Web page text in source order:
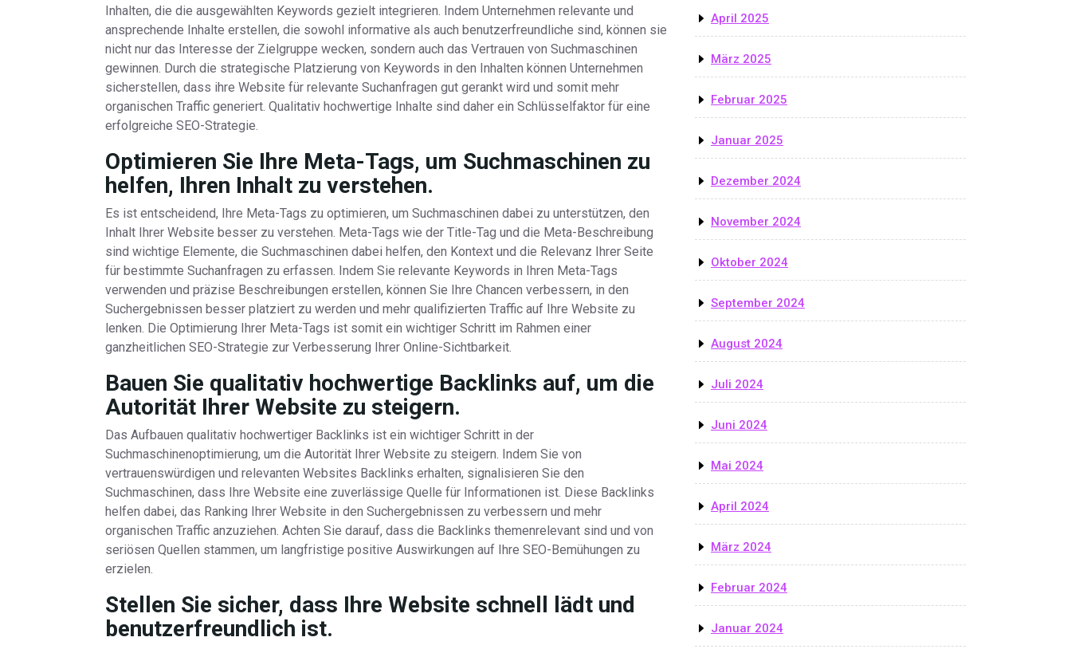
Inhalten, die die ausgewählten Keywords gezielt integrieren. Indem Unternehmen relevante und
ansprechende Inhalte erstellen, die sowohl informative als auch benutzerfreundliche sind, können sie
nicht nur das Interesse der Zielgruppe wecken, sondern auch das Vertrauen von Suchmaschinen
gewinnen. Durch die strategische Platzierung von Keywords in den Inhalten können Unternehmen
sicherstellen, dass ihre Website für relevante Suchanfragen gut gerankt wird und somit mehr
organischen Traffic generiert. Qualitativ hochwertige Inhalte sind daher ein Schlüsselfaktor für eine
erfolgreiche SEO-Strategie.
Optimieren Sie Ihre Meta-Tags, um Suchmaschinen zu
helfen, Ihren Inhalt zu verstehen.
Es ist entscheidend, Ihre Meta-Tags zu optimieren, um Suchmaschinen dabei zu unterstützen, den
Inhalt Ihrer Website besser zu verstehen. Meta-Tags wie der Title-Tag und die Meta-Beschreibung
sind wichtige Elemente, die Suchmaschinen dabei helfen, den Kontext und die Relevanz Ihrer Seite
für bestimmte Suchanfragen zu erfassen. Indem Sie relevante Keywords in Ihren Meta-Tags
verwenden und präzise Beschreibungen erstellen, können Sie Ihre Chancen verbessern, in den
Suchergebnissen besser platziert zu werden und mehr qualifizierten Traffic auf Ihre Website zu
lenken. Die Optimierung Ihrer Meta-Tags ist somit ein wichtiger Schritt im Rahmen einer
ganzheitlichen SEO-Strategie zur Verbesserung Ihrer Online-Sichtbarkeit.
Bauen Sie qualitativ hochwertige Backlinks auf, um die
Autorität Ihrer Website zu steigern.
Das Aufbauen qualitativ hochwertiger Backlinks ist ein wichtiger Schritt in der
Suchmaschinenoptimierung, um die Autorität Ihrer Website zu steigern. Indem Sie von
vertrauenswürdigen und relevanten Websites Backlinks erhalten, signalisieren Sie den
Suchmaschinen, dass Ihre Website eine zuverlässige Quelle für Informationen ist. Diese Backlinks
helfen dabei, das Ranking Ihrer Website in den Suchergebnissen zu verbessern und mehr
organischen Traffic anzuziehen. Achten Sie darauf, dass die Backlinks themenrelevant sind und von
seriösen Quellen stammen, um langfristige positive Auswirkungen auf Ihre SEO-Bemühungen zu
erzielen.
Stellen Sie sicher, dass Ihre Website schnell lädt und
benutzerfreundlich ist.
April 2025
März 2025
Februar 2025
Januar 2025
Dezember 2024
November 2024
Oktober 2024
September 2024
August 2024
Juli 2024
Juni 2024
Mai 2024
April 2024
März 2024
Februar 2024
Januar 2024